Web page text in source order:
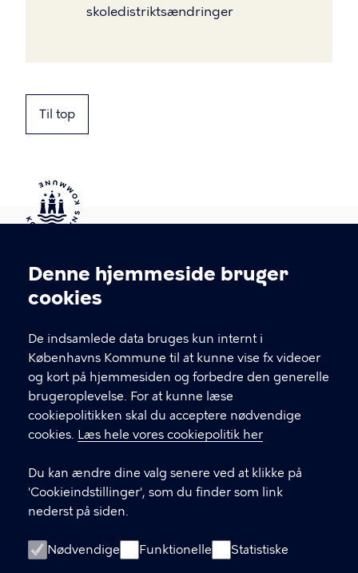
Cookieindstillinger
Denne hjemmeside bruger
cookies
De indsamlede data bruges kun internt i
Københavns Kommune til at kunne vise fx videoer
og kort på hjemmesiden og forbedre den generelle
brugeroplevelse. For at kunne læse
cookiepolitikken skal du acceptere nødvendige
cookies. Læs hele vores cookiepolitik her
Du kan ændre dine valg senere ved at klikke på
'Cookieindstillinger', som du finder som link
nederst på siden.
Nødvendige Funktionelle Statistiske
skoledistriktsændringer
Til top
Kontakt Københavns Kommune
T
fFind andre kontakter her
CVR-nummer64942212
GENVEJE
Digital Post
Databeskyttelse
Tilgængelighedserklæring